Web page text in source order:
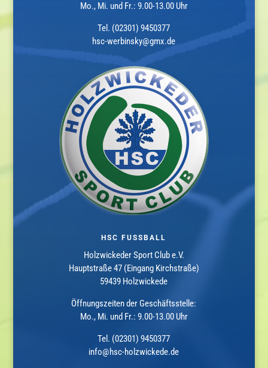
Mo., Mi. und Fr.: 9.00-13.00 Uhr
Tel. (02301) 9450377
hsc-werbinsky@gmx.de
HSC FUSSBALL
Holzwickeder Sport Club e.V.
Hauptstraße 47 (Eingang Kirchstraße)
59439 Holzwickede
Öffnungszeiten der Geschäftsstelle:
Mo., Mi. und Fr.: 9.00-13.00 Uhr
Tel. (02301) 9450377
info@hsc-holzwickede.de